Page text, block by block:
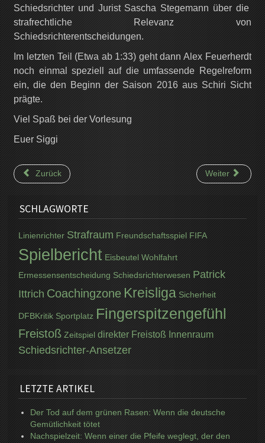
Schiedsrichter und Jurist Sascha Stegemann über die
strafrechtliche Relevanz von
Schiedsrichterentscheidungen.
Im letzten Teil (Etwa ab 1:33) geht dann Alex Feuerherdt
noch einmal speziell auf die umfassende Regelreform
ein, die den Beginn der Saison 2016 aus Schiri Sicht
prägte.
Viel Spaß bei der Vorlesung
Euer Siggi
Zurück Weiter
SCHLAGWORTE
Linienrichter Strafraum Freundschaftsspiel FIFA
Spielbericht Eisbeutel Wohlfahrt
Ermessensentscheidung Schiedsrichterwesen Patrick
Ittrich CoachingzoneKreisliga Sicherheit
DFBKritik Sportplatz Fingerspitzengefühl
Freistoß Zeitspiel direkter Freistoß Innenraum
Schiedsrichter-Ansetzer
LETZTE ARTIKEL
Der Tod auf dem grünen Rasen: Wenn die deutsche
Gemütlichkeit tötet
Nachspielzeit: Wenn einer die Pfeife weglegt, der den